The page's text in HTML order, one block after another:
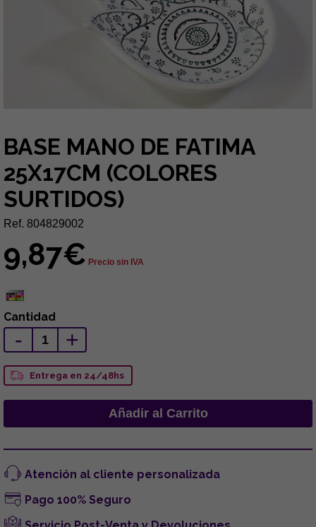
BASE MANO DE FATIMA
25X17CM (COLORES
SURTIDOS)
Ref. 804829002
9,87€ Precio sin IVA
Cantidad
- +
Entrega en 24/48hs
Atención al cliente personalizada
Pago 100% Seguro